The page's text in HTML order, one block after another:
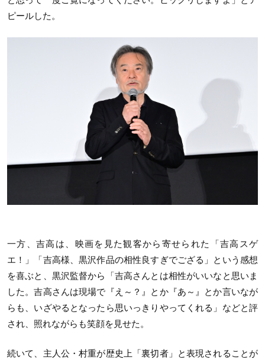
ピールした。
一方、吉高は、映画を見た観客から寄せられた「吉高スゲ
エ！」「吉高様、黒沢作品の相性良すぎでござる」という感想
を喜ぶと、黒沢監督から「吉高さんとは相性がいいなと思いま
した。吉高さんは現場で『え～？』とか『あ～』とか言いなが
らも、いざやるとなったら思いっきりやってくれる」などと評
され、照れながらも笑顔を見せた。
続いて、主人公・村重が歴史上「裏切者」と表現されることが